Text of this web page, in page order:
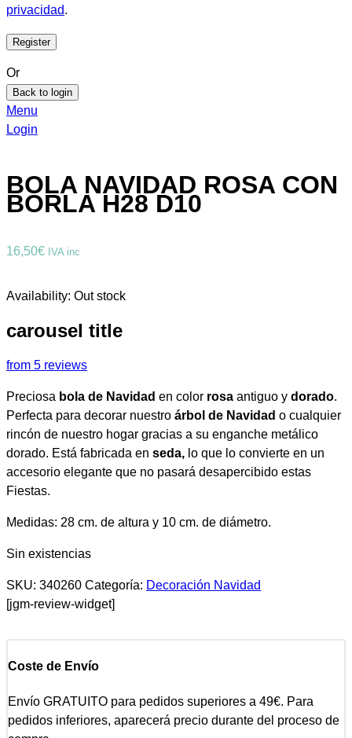
privacidad.
Or
Back to login
Menu
Login
BOLA NAVIDAD ROSA CON
BORLA H28 D10
16,50€ IVA inc
Availability: Out stock
carousel title
from 5 reviews
Preciosa bola de Navidad en color rosa antiguo y dorado.
Perfecta para decorar nuestro árbol de Navidad o cualquier
rincón de nuestro hogar gracias a su enganche metálico
dorado. Está fabricada en seda, lo que lo convierte en un
accesorio elegante que no pasará desapercibido estas
Fiestas.
Medidas: 28 cm. de altura y 10 cm. de diámetro.
Sin existencias
SKU: 340260 Categoría: Decoración Navidad
[jgm-review-widget]
Coste de Envío
Envío GRATUITO para pedidos superiores a 49€. Para
pedidos inferiores, aparecerá precio durante del proceso de